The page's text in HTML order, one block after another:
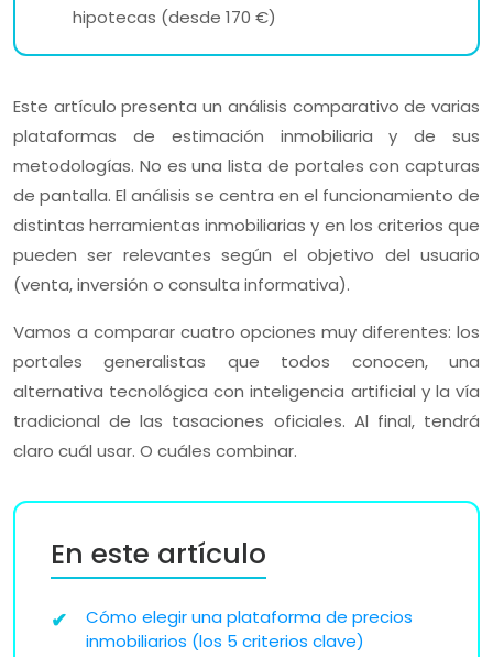
hipotecas (desde 170 €)
Este artículo presenta un análisis comparativo de varias
plataformas de estimación inmobiliaria y de sus
metodologías. No es una lista de portales con capturas
de pantalla. El análisis se centra en el funcionamiento de
distintas herramientas inmobiliarias y en los criterios que
pueden ser relevantes según el objetivo del usuario
(venta, inversión o consulta informativa).
Vamos a comparar cuatro opciones muy diferentes: los
portales generalistas que todos conocen, una
alternativa tecnológica con inteligencia artificial y la vía
tradicional de las tasaciones oficiales. Al final, tendrá
claro cuál usar. O cuáles combinar.
En este artículo
Cómo elegir una plataforma de precios
inmobiliarios (los 5 criterios clave)